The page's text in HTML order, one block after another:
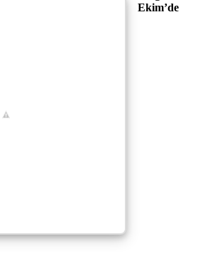
Ekim’de